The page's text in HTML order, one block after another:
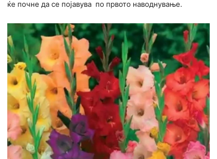
ќе почне да се појавува по првото наводнување.